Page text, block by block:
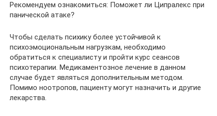
Рекомендуем ознакомиться: Поможет ли Ципралекс при
панической атаке?
Чтобы сделать психику более устойчивой к
психоэмоциональным нагрузкам, необходимо
обратиться к специалисту и пройти курс сеансов
психотерапии. Медикаментозное лечение в данном
случае будет являться дополнительным методом.
Помимо ноотропов, пациенту могут назначить и другие
лекарства.